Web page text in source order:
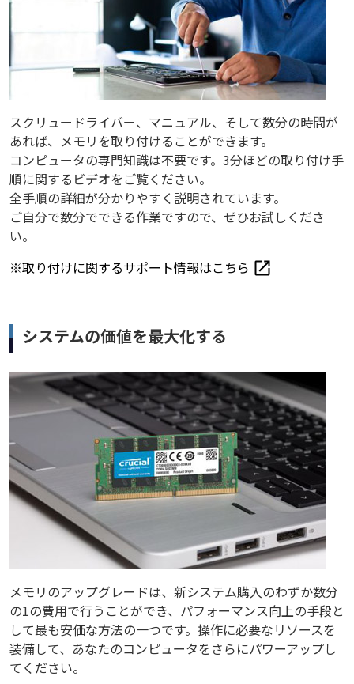
スクリュードライバー、マニュアル、そして数分の時間が
あれば、メモリを取り付けることができます。
コンピュータの専門知識は不要です。3分ほどの取り付け手
順に関するビデオをご覧ください。
全手順の詳細が分かりやすく説明されています。
ご自分で数分でできる作業ですので、ぜひお試しくださ
い。
※取り付けに関するサポート情報はこちら
システムの価値を最大化する
メモリのアップグレードは、新システム購入のわずか数分
の1の費用で行うことができ、パフォーマンス向上の手段と
して最も安価な方法の一つです。操作に必要なリソースを
装備して、あなたのコンピュータをさらにパワーアップし
てください。